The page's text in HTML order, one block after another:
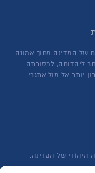
של המדינה מתוך אמונה
ליהדותה, למסורתה
יותר אל מול אתגרי
היהודי של המדינה: